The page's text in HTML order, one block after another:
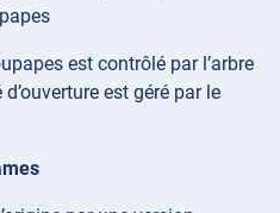
est contrôlé par l’arbre
est géré par le